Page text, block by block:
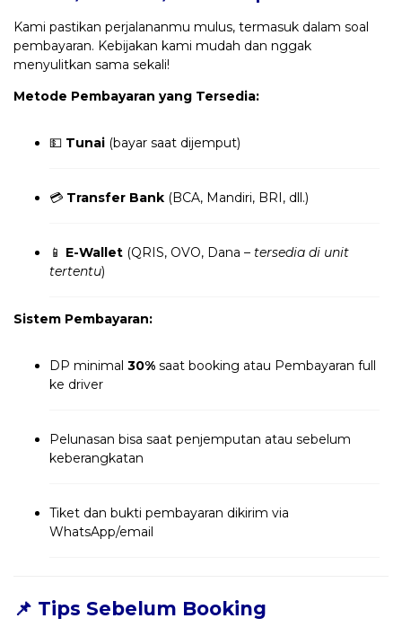
Kami pastikan perjalananmu mulus, termasuk dalam soal
pembayaran. Kebijakan kami mudah dan nggak
menyulitkan sama sekali!
Metode Pembayaran yang Tersedia:
💵 Tunai (bayar saat dijemput)
💳 Transfer Bank (BCA, Mandiri, BRI, dll.)
📱 E-Wallet (QRIS, OVO, Dana – tersedia di unit
tertentu)
Sistem Pembayaran:
DP minimal 30% saat booking atau Pembayaran full
ke driver
Pelunasan bisa saat penjemputan atau sebelum
keberangkatan
Tiket dan bukti pembayaran dikirim via
WhatsApp/email
📌 Tips Sebelum Booking